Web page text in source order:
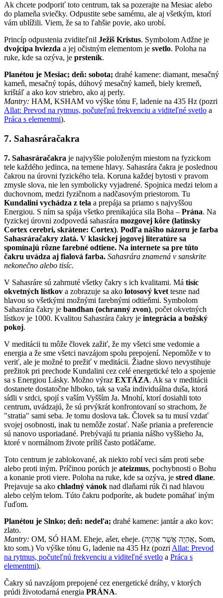
Ak chcete podporiť toto centrum, tak sa pozerajte na Mesiac alebo
do plameňa sviečky. Odpustite sebe samému, ale aj všetkým, ktorí
vám ublížili. Viem, že sa to ľahšie povie, ako urobí.
Princíp odpustenia zviditeľnil Ježiš Kristus. Symbolom Adžne je
dvojcípa hviezda a jej očistným elementom je svetlo. Poloha na
ruke, kde sa ozýva, je prsteník.
Planétou je Mesiac; deň: sobota; drahé kamene: diamant, mesačný
kameň, mesačný topás, dúhový mesačný kameň, biely kremeň,
krištáľ a ako kov striebro, ako aj perly.
Mantry: HAM, KSHAM vo výške tónu F, ladenie na 435 Hz (pozri
Allat: Prevod na rytmus, počuteľnú frekvenciu a viditeľné svetlo a
Práca s elementmi).
7. Sahasráračakra
7. Sahasráračakra je najvyššie položeným miestom na fyzickom
tele každého jedinca, na temene hlavy. Sahasrára čakra je poslednou
čakrou na úrovni fyzického tela. Koruna každej bytosti v pravom
zmysle slova, nie len symbolicky vyjadrené. Spojnica medzi telom a
duchovnom, medzi fyzičnom a nadčasovým priestorom. Tu
Kundalini vychádza z tela a prepája sa priamo s najvyššou
Energiou. S ním sa spája všetko prenikajúca sila Boha – Prána. Na
fyzickej úrovni zodpovedá sahasrára mozgovej kôre (latinsky
Cortex cerebri, skrátene: Cortex). Podľa nášho názoru je farba
Sahasráračakry zlatá. V klasickej jogovej literatúre sa
spomínajú rôzne farebné odtiene. Na internete sa pre túto
čakru uvádza aj fialová farba. Sahasrára znamená v sanskrite
nekonečno alebo tisíc.
V Sahasráre sú zahrnuté všetky čakry s ich kvalitami. Má tisíc
okvetných lístkov a zobrazuje sa ako lotosový kvet tesne nad
hlavou so všetkými možnými farebnými odtieňmi. Symbolom
Sahasrára čakry je bandhan (ochranný zvon), počet okvetných
lístkov je 1000. Kvalitou Sahasrára čakry je integrácia a božský
pokoj.
V meditácii tu môže človek zažiť, že my všetci sme vedomie a
energia a že sme všetci navzájom spolu prepojení. Nepomôže v to
veriť, ale je možné to prežiť v meditácii. Žiadne slovo nevystihuje
prežitok pri prechode Kundalini cez celé energetické telo a spojenie
sa s Energiou Lásky. Možno výraz EXTÁZA. Ak sa v meditácii
dostanete dostatočne hlboko, tak sa vaša individuálna duša, ktorá
sídli v srdci, spojí s vaším Vyšším Ja. Mnohí, ktorí dosiahli toto
centrum, uvádzajú, že sú prvýkrát konfrontovaní so strachom, že
"stratia" sami seba. Je tomu doslova tak. Človek sa tu musí vzdať
svojej osobnosti, inak tu nemôže zostať. Naše priania a preferencie
sú nanovo usporiadané. Prebývajú tu priania nášho vyššieho Ja,
ktoré v normálnom živote príliš často potláčame.
Toto centrum je zablokované, ak niekto robí veci sám proti sebe
alebo proti iným. Príčinou porúch je ateizmus, pochybnosti o Bohu
a konanie proti viere. Poloha na ruke, kde sa ozýva, je stred dlane.
Prejavuje sa ako chladný vánok nad dlaňami rúk či nad hlavou
alebo celým telom. Túto čakru podporíte, ak budete pomáhať iným
ľuďom.
Planétou je Slnko; deň: nedeľa; drahé kamene: jantár a ako kov:
zlato.
Mantry: OM, SÓ HAM. Eheje, ašer, eheje. (אֶהְיֶה אֲשֶׁר אֶהְיֶה, Som,
kto som.) Vo výške tónu G, ladenie na 435 Hz (pozri Allat: Prevod
na rytmus, počuteľnú frekvenciu a viditeľné svetlo a Práca s
elementmi).
Čakry sú navzájom prepojené cez energetické dráhy, v ktorých
prúdi životodarná energia PRÁNA.